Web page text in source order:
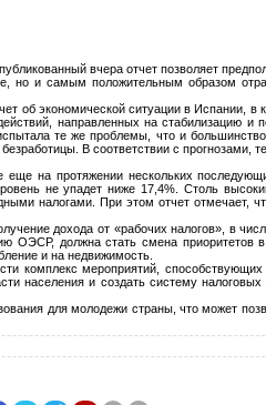
вчера отчет позволяет
но и самым положительным образом
об экономической ситуации в Испании, в
направленных на стабилизацию и
те же проблемы, что и
В соответствии с прогнозами,
еще на протяжении нескольких
не упадет ниже 17,4%. Столь
налогами. При этом отчет отмечает,
дохода от «рабочих налогов», в
ОЭСР, должна стать смена приоритетов в
и на недвижимость.
комплекс мероприятий,
населения и создать систему налоговых
для молодежи страны, что может